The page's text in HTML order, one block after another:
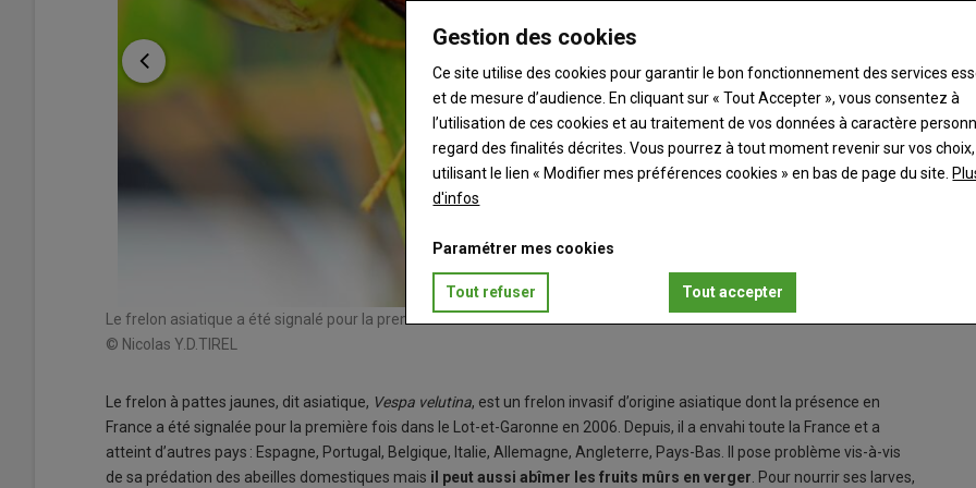
Le frelon asiatique a été signalé pour la première fois en France dans le Lot-et-Garonne en 2006.
© Nicolas Y.D.TIREL
Frelon
©
Le frelon à pattes jaunes, dit asiatique, Vespa velutina, est un frelon invasif d’origine asiatique dont la présence en
France a été signalée pour la première fois dans le Lot-et-Garonne en 2006. Depuis, il a envahi toute la France et a
atteint d’autres pays : Espagne, Portugal, Belgique, Italie, Allemagne, Angleterre, Pays-Bas. Il pose problème vis-à-vis
de sa prédation des abeilles domestiques mais il peut aussi abîmer les fruits mûrs en verger. Pour nourrir ses larves,
Gestion des cookies
Ce site utilise des cookies pour garantir le bon fonctionnement des services
et de mesure d’audience. En cliquant sur « Tout Accepter », vous consentez à
l’utilisation de ces cookies et au traitement de vos données à caractère
regard des finalités décrites. Vous pourrez à tout moment revenir sur vos
utilisant le lien « Modifier mes préférences cookies » en bas de page du site.
d'infos
Paramétrer mes cookies
Tout refuser Tout accepter